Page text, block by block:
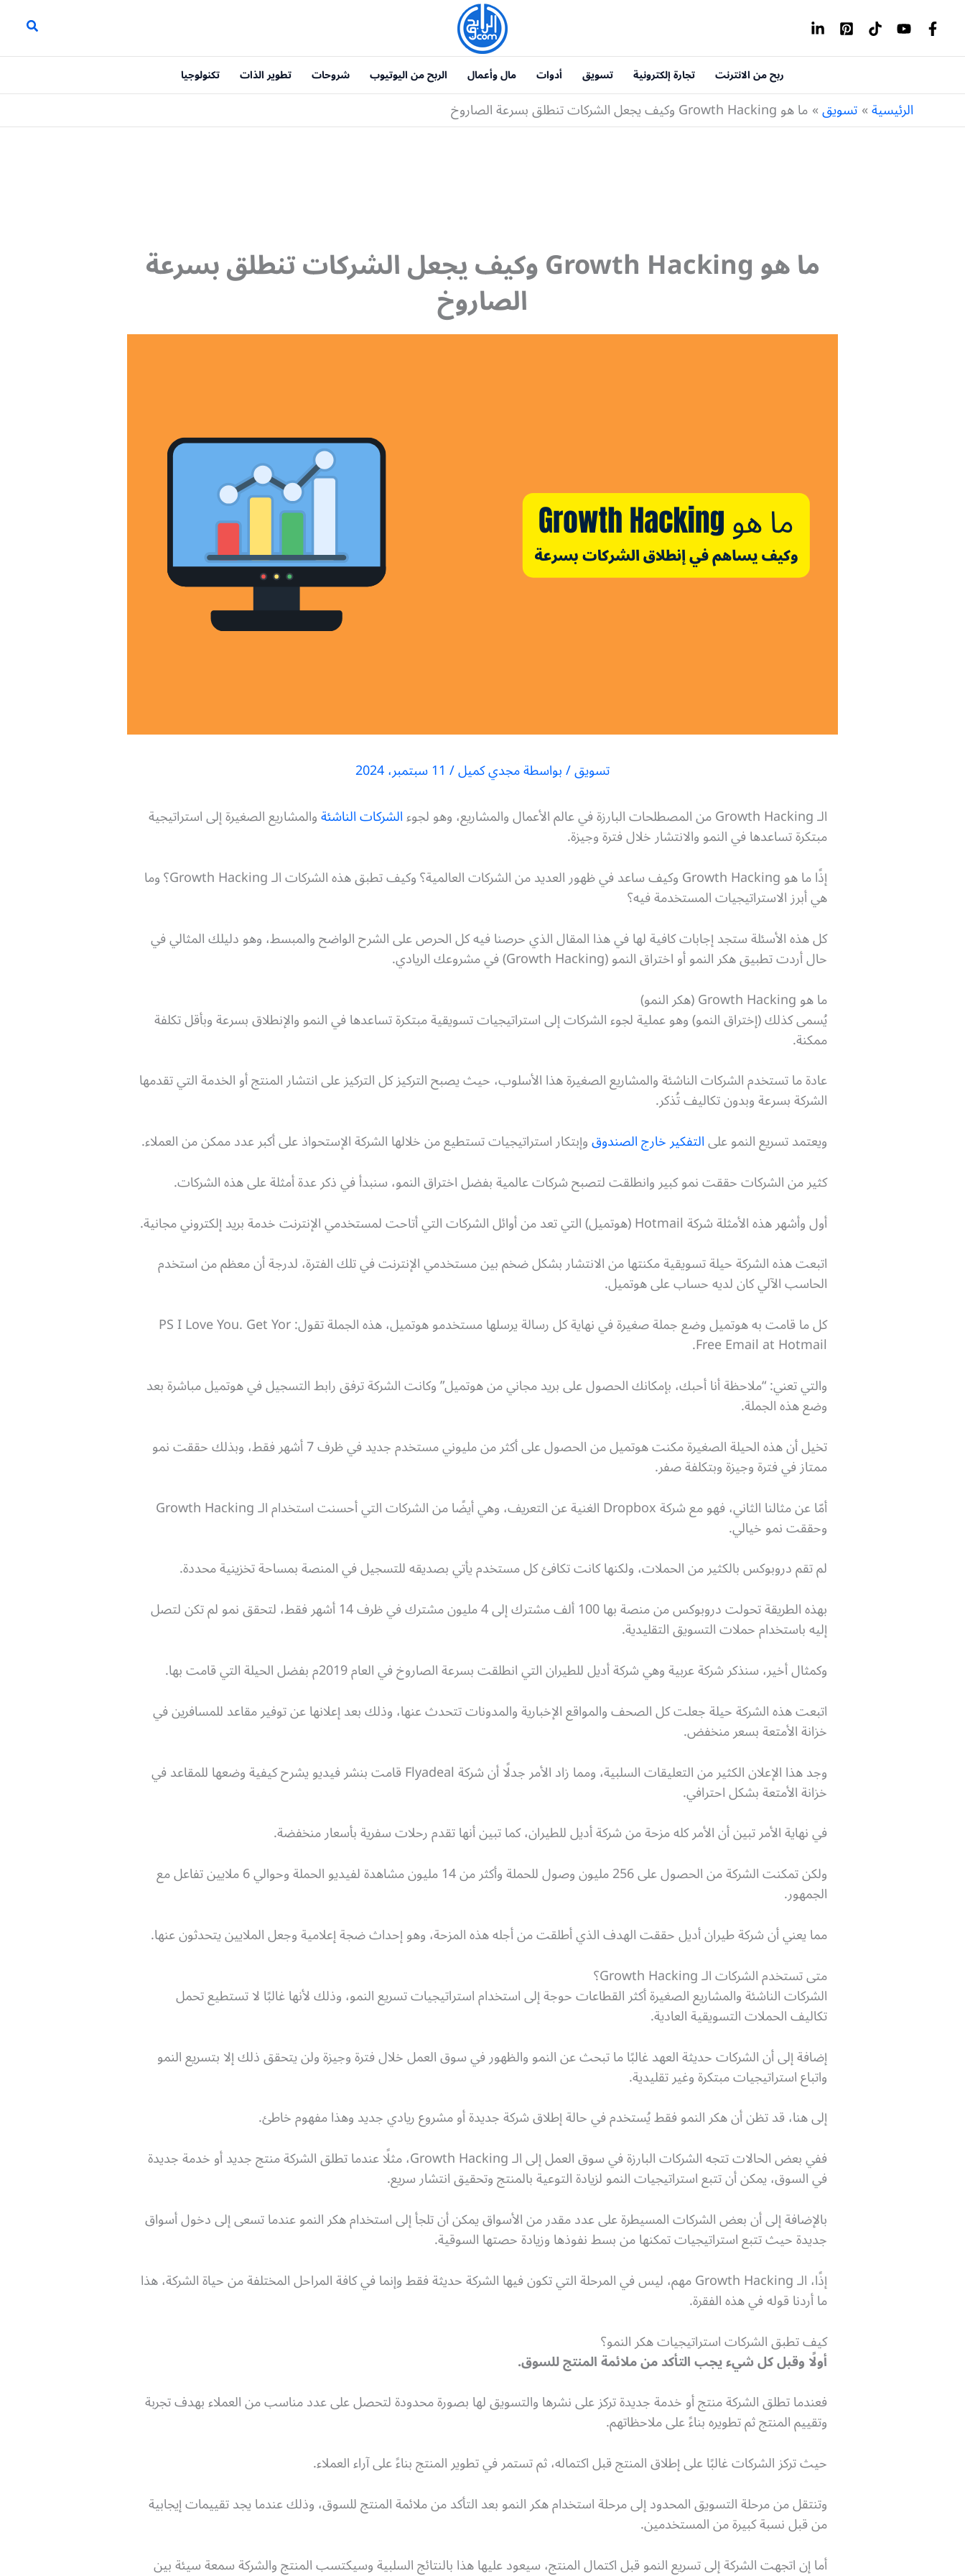
المحتوى
ربح من الانترنت تجارة إلكترونية تسويق أدوات مال وأعمال الربح من اليوتيوب شروحات تطوير الذات تكنولوجيا
الرئيسية تسويق ما هو Growth Hacking وكيف يجعل الشركات تنطلق بسرعة الصاروخ
ما هو Growth Hacking وكيف يجعل الشركات تنطلق بسرعة
الصاروخ
تسويق/ بواسطةمجدي كميل/ 11 سبتمبر، 2024
الـ Growth Hacking من المصطلحات البارزة في عالم الأعمال والمشاريع، وهو لجوء
الشركات الناشئةوالمشاريع الصغيرة إلى استراتيجية
مبتكرة تساعدها في النمو والانتشار خلال فترة وجيزة.
إذًا ما هو Growth Hacking وكيف ساعد في ظهور العديد من الشركات العالمية؟ وكيف تطبق هذه الشركات الـ Growth Hacking؟ وما
هي أبرز الاستراتيجيات المستخدمة فيه؟
كل هذه الأسئلة ستجد إجابات كافية لها في هذا المقال الذي حرصنا فيه كل الحرص على الشرح الواضح والمبسط، وهو دليلك المثالي في
حال أردت تطبيق هكر النمو أو اختراق النمو (Growth Hacking) في مشروعك الريادي.
ما هو Growth Hacking (هكر النمو)
يُسمى كذلك (إختراق النمو) وهو عملية لجوء الشركات إلى استراتيجيات تسويقية مبتكرة تساعدها في النمو والإنطلاق بسرعة وبأقل تكلفة
ممكنة.
عادة ما تستخدم الشركات الناشئة والمشاريع الصغيرة هذا الأسلوب، حيث يصبح التركيز كل التركيز على انتشار المنتج أو الخدمة التي تقدمها
الشركة بسرعة وبدون تكاليف تُذكر.
ويعتمد تسريع النمو علىالتفكير خارج الصندوقوإبتكار استراتيجيات تستطيع من خلالها الشركة الإستحواذ على أكبر عدد ممكن من العملاء.
كثير من الشركات حققت نمو كبير وانطلقت لتصبح شركات عالمية بفضل اختراق النمو، سنبدأ في ذكر عدة أمثلة على هذه الشركات.
أول وأشهر هذه الأمثلة شركة Hotmail (هوتميل) التي تعد من أوائل الشركات التي أتاحت لمستخدمي الإنترنت خدمة بريد إلكتروني مجانية.
اتبعت هذه الشركة حيلة تسويقية مكنتها من الانتشار بشكل ضخم بين مستخدمي الإنترنت في تلك الفترة، لدرجة أن معظم من استخدم
الحاسب الآلي كان لديه حساب على هوتميل.
كل ما قامت به هوتميل وضع جملة صغيرة في نهاية كل رسالة يرسلها مستخدمو هوتميل، هذه الجملة تقول: PS I Love You. Get Yor
Free Email at Hotmail.
والتي تعني: “ملاحظة أنا أحبك، بإمكانك الحصول على بريد مجاني من هوتميل” وكانت الشركة ترفق رابط التسجيل في هوتميل مباشرة بعد
وضع هذه الجملة.
تخيل أن هذه الحيلة الصغيرة مكنت هوتميل من الحصول على أكثر من مليوني مستخدم جديد في ظرف 7 أشهر فقط، وبذلك حققت نمو
ممتاز في فترة وجيزة وبتكلفة صفر.
أمّا عن مثالنا الثاني، فهو مع شركة Dropbox الغنية عن التعريف، وهي أيضًا من الشركات التي أحسنت استخدام الـ Growth Hacking
وحققت نمو خيالي.
لم تقم دروبوكس بالكثير من الحملات، ولكنها كانت تكافئ كل مستخدم يأتي بصديقه للتسجيل في المنصة بمساحة تخزينية محددة.
بهذه الطريقة تحولت دروبوكس من منصة بها 100 ألف مشترك إلى 4 مليون مشترك في ظرف 14 أشهر فقط، لتحقق نمو لم تكن لتصل
إليه باستخدام حملات التسويق التقليدية.
وكمثال أخير، سنذكر شركة عربية وهي شركة أديل للطيران التي انطلقت بسرعة الصاروخ في العام 2019م بفضل الحيلة التي قامت بها.
اتبعت هذه الشركة حيلة جعلت كل الصحف والمواقع الإخبارية والمدونات تتحدث عنها، وذلك بعد إعلانها عن توفير مقاعد للمسافرين في
خزانة الأمتعة بسعر منخفض.
وجد هذا الإعلان الكثير من التعليقات السلبية، ومما زاد الأمر جدلًا أن شركة Flyadeal قامت بنشر فيديو يشرح كيفية وضعها للمقاعد في
خزانة الأمتعة بشكل احترافي.
في نهاية الأمر تبين أن الأمر كله مزحة من شركة أديل للطيران، كما تبين أنها تقدم رحلات سفرية بأسعار منخفضة.
ولكن تمكنت الشركة من الحصول على 256 مليون وصول للحملة وأكثر من 14 مليون مشاهدة لفيديو الحملة وحوالي 6 ملايين تفاعل مع
الجمهور.
مما يعني أن شركة طيران أديل حققت الهدف الذي أطلقت من أجله هذه المزحة، وهو إحداث ضجة إعلامية وجعل الملايين يتحدثون عنها.
متى تستخدم الشركات الـ Growth Hacking؟
الشركات الناشئة والمشاريع الصغيرة أكثر القطاعات حوجة إلى استخدام استراتيجيات تسريع النمو، وذلك لأنها غالبًا لا تستطيع تحمل
تكاليف الحملات التسويقية العادية.
إضافة إلى أن الشركات حديثة العهد غالبًا ما تبحث عن النمو والظهور في سوق العمل خلال فترة وجيزة ولن يتحقق ذلك إلا بتسريع النمو
واتباع استراتيجيات مبتكرة وغير تقليدية.
إلى هنا، قد تظن أن هكر النمو فقط يُستخدم في حالة إطلاق شركة جديدة أو مشروع ريادي جديد وهذا مفهوم خاطئ.
ففي بعض الحالات تتجه الشركات البارزة في سوق العمل إلى الـ Growth Hacking، مثلًا عندما تطلق الشركة منتج جديد أو خدمة جديدة
في السوق، يمكن أن تتبع استراتيجيات النمو لزيادة التوعية بالمنتج وتحقيق انتشار سريع.
بالإضافة إلى أن بعض الشركات المسيطرة على عدد مقدر من الأسواق يمكن أن تلجأ إلى استخدام هكر النمو عندما تسعى إلى دخول أسواق
جديدة حيث تتبع استراتيجيات تمكنها من بسط نفوذها وزيادة حصتها السوقية.
إذًا، الـ Growth Hacking مهم، ليس في المرحلة التي تكون فيها الشركة حديثة فقط وإنما في كافة المراحل المختلفة من حياة الشركة، هذا
ما أردنا قوله في هذه الفقرة.
كيف تطبق الشركات استراتيجيات هكر النمو؟
أولًا وقبل كل شيء يجب التأكد من ملائمة المنتج للسوق.
فعندما تطلق الشركة منتج أو خدمة جديدة تركز على نشرها والتسويق لها بصورة محدودة لتحصل على عدد مناسب من العملاء بهدف تجربة
وتقييم المنتج ثم تطويره بناءً على ملاحظاتهم.
حيث تركز الشركات غالبًا على إطلاق المنتج قبل اكتماله، ثم تستمر في تطوير المنتج بناءً على آراء العملاء.
وتنتقل من مرحلة التسويق المحدود إلى مرحلة استخدام هكر النمو بعد التأكد من ملائمة المنتج للسوق، وذلك عندما يجد تقييمات إيجابية
من قبل نسبة كبيرة من المستخدمين.
أما إن اتجهت الشركة إلى تسريع النمو قبل اكتمال المنتج، سيعود عليها هذا بالنتائج السلبية وسيكتسب المنتج والشركة سمعة سيئة بين